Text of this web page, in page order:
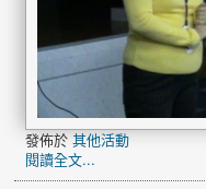
發佈於 其他活動
閱讀全文...